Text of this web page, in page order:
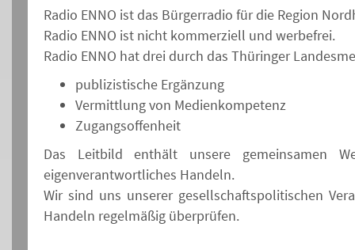
Radio ENNO ist das Bürgerradio für die Region
Radio ENNO ist nicht kommerziell und werbefrei.
Radio ENNO hat drei durch das Thüringer
publizistische Ergänzung
Vermittlung von Medienkompetenz
Zugangsoffenheit
Das Leitbild enthält unsere gemeinsamen
eigenverantwortliches Handeln.
Wir sind uns unserer gesellschaftspolitischen
Handeln regelmäßig überprüfen.